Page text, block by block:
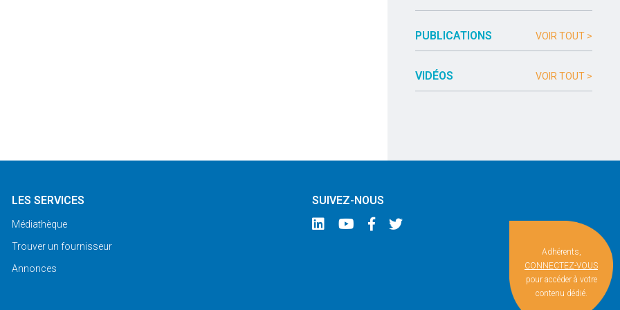
PUBLICATIONS VOIR TOUT >
VIDÉOS VOIR TOUT >
LES SERVICES
Médiathèque
Trouver un fournisseur
Annonces
SUIVEZ-NOUS
Adhérents,
CONNECTEZ-VOUS
pour accéder à votre
contenu dédié.